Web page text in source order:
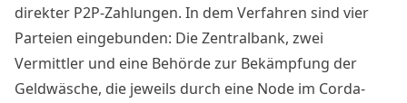
direkter P2P-Zahlungen. In dem Verfahren sind vier
Parteien eingebunden: Die Zentralbank, zwei
Vermittler und eine Behörde zur Bekämpfung der
Geldwäsche, die jeweils durch eine Node im Corda-